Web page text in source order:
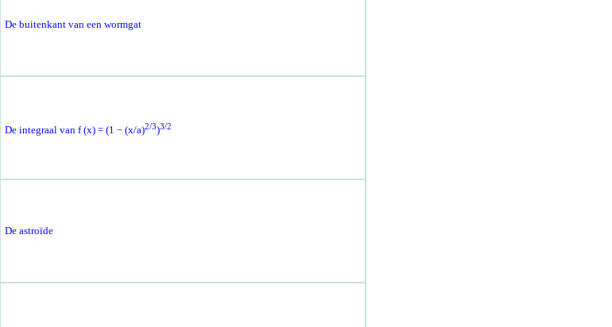
De buitenkant van een wormgat
De integraal van f (x) = (1 − (x/a)2/3)3/2
De astroïde